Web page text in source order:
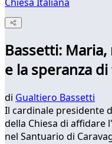
Bassetti:
e la speranza
di Gualtiero Bassetti
Il cardinale presidente
della Chiesa di affidare
nel Santuario di